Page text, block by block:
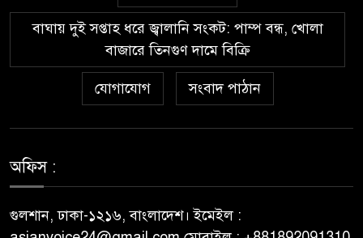
registrarte y jugar en
Wazamba Casino
৫
Kako sam otkrio Lolajack
Casino – osobno iskustvo od
Popularna Online Kazina:
Koja je Bolja Opcija?
বাঘায় দুই সপ্তাহ ধরে জ্বালানি সংকট: পাম্প বন্ধ, খোলা
বাজারে তিনগুণ দামে বিক্রি
যোগাযোগ সংবাদ পাঠান
অফিস :
গুলশান, ঢাকা-১২১৬, বাংলাদেশ। ইমেইল :